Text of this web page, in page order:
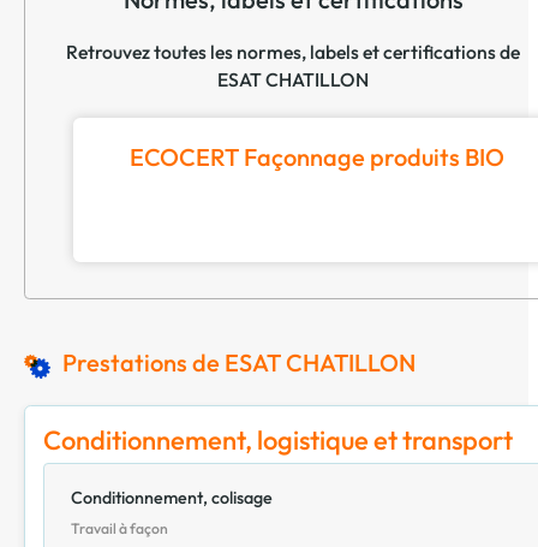
Retrouvez toutes les normes, labels et certifications de
ESAT CHATILLON
ECOCERT Façonnage produits BIO
Prestations de ESAT CHATILLON
Conditionnement, logistique et transport
Conditionnement, colisage
Travail à façon